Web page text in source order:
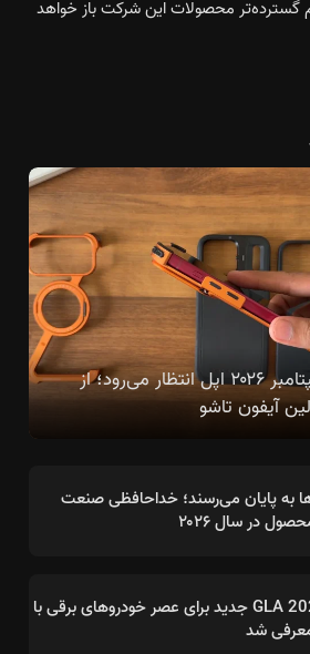
گسترده‌تر محصولات این شرکت باز خواهد
هرآنچه از رویداد سپتامبر ۲۰۲۶ اپل انتظار می‌رود؛ از
به پایان می‌رسند؛ خداحافظی صنعت
مرسدس GLA 2028 جدید برای عصر خودروهای برقی با
شد